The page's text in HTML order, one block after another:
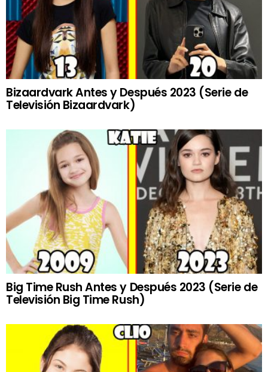
Bizaardvark Antes y Después 2023 (Serie de
Televisión Bizaardvark)
Big Time Rush Antes y Después 2023 (Serie de
Televisión Big Time Rush)